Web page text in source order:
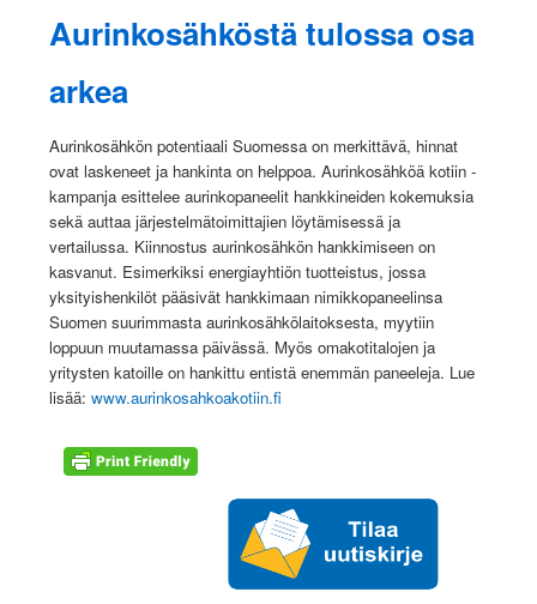
Aurinkosähköstä tulossa osa
arkea
Aurinkosähkön potentiaali Suomessa on merkittävä, hinnat
ovat laskeneet ja hankinta on helppoa. Aurinkosähköä kotiin -
kampanja esittelee aurinkopaneelit hankkineiden kokemuksia
sekä auttaa järjestelmätoimittajien löytämisessä ja
vertailussa. Kiinnostus aurinkosähkön hankkimiseen on
kasvanut. Esimerkiksi energiayhtiön tuotteistus, jossa
yksityishenkilöt pääsivät hankkimaan nimikkopaneelinsa
Suomen suurimmasta aurinkosähkölaitoksesta, myytiin
loppuun muutamassa päivässä. Myös omakotitalojen ja
yritysten katoille on hankittu entistä enemmän paneeleja. Lue
lisää: www.aurinkosahkoakotiin.fi